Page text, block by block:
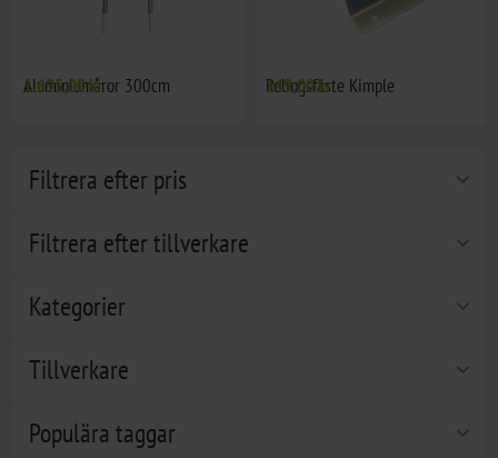
Filtrera efter pris
Filtrera efter tillverkare
Kategorier
Tillverkare
Populära taggar
Aluminiumåror 300cm
1.695,00 kr Relingsfäste Kimple
149,00 kr